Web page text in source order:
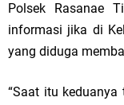
Polsek Rasanae
informasi jika di
yang diduga
“Saat itu keduanya